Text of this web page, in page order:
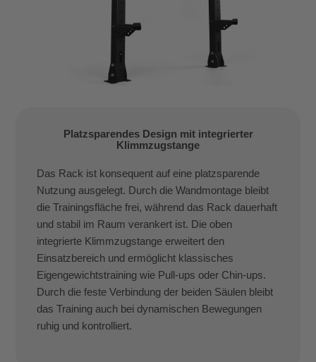
Platzsparendes Design mit integrierter
Klimmzugstange
Das Rack ist konsequent auf eine platzsparende
Nutzung ausgelegt. Durch die Wandmontage bleibt
die Trainingsfläche frei, während das Rack dauerhaft
und stabil im Raum verankert ist. Die oben
integrierte Klimmzugstange erweitert den
Einsatzbereich und ermöglicht klassisches
Eigengewichtstraining wie Pull-ups oder Chin-ups.
Durch die feste Verbindung der beiden Säulen bleibt
das Training auch bei dynamischen Bewegungen
ruhig und kontrolliert.